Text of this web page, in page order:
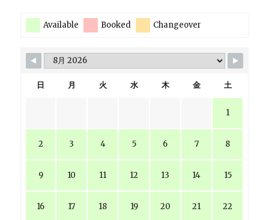
Available Booked Changeover
日 月 火 水 木 金 土
1
2 3 4 5 6 7 8
9 10 11 12 13 14 15
16 17 18 19 20 21 22